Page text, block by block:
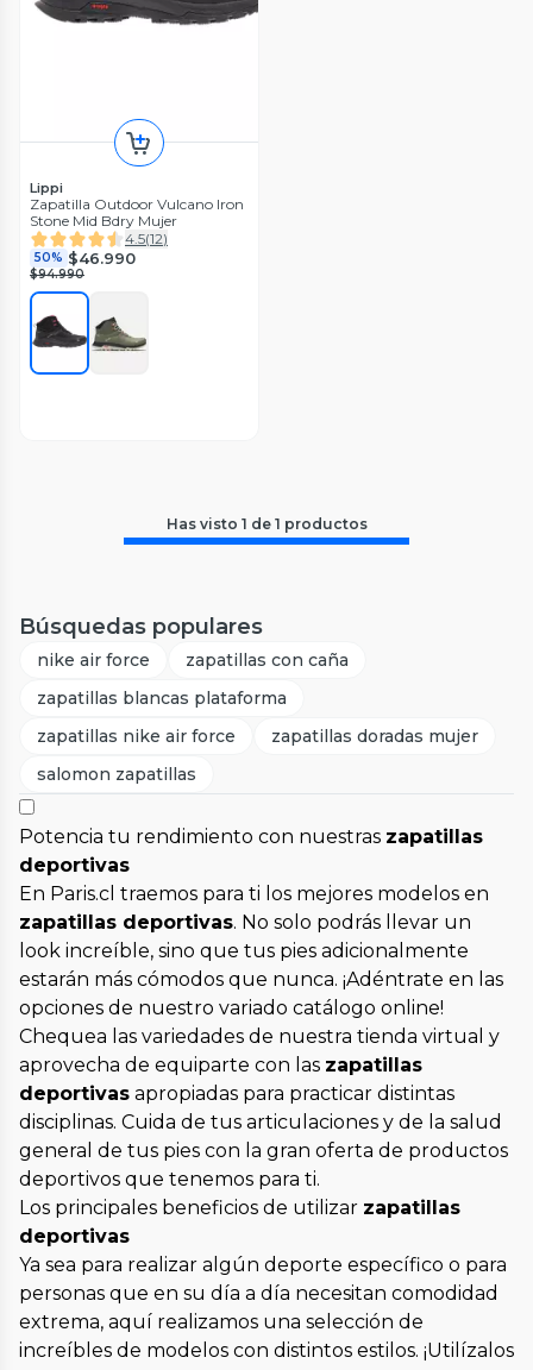
Lippi
Zapatilla Outdoor Vulcano Iron
Stone Mid Bdry Mujer
4.5(12)
50% $46.990
$94.990
Has visto 1 de 1 productos
Búsquedas populares
nike air force
zapatillas con caña
zapatillas blancas plataforma
zapatillas nike air force
zapatillas doradas mujer
salomon zapatillas
Potencia tu rendimiento con nuestras zapatillas
deportivas
En Paris.cl traemos para ti los mejores modelos en
zapatillas deportivas. No solo podrás llevar un
look increíble, sino que tus pies adicionalmente
estarán más cómodos que nunca. ¡Adéntrate en las
opciones de nuestro variado catálogo online!
Chequea las variedades de nuestra tienda virtual y
aprovecha de equiparte con las zapatillas
deportivas apropiadas para practicar distintas
disciplinas. Cuida de tus articulaciones y de la salud
general de tus pies con la gran oferta de productos
deportivos que tenemos para ti.
Los principales beneficios de utilizar zapatillas
deportivas
Ya sea para realizar algún deporte específico o para
personas que en su día a día necesitan comodidad
extrema, aquí realizamos una selección de
increíbles de modelos con distintos estilos. ¡Utilízalos